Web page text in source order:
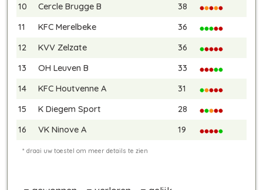
10
Cercle Brugge B
38
11
KFC Merelbeke
36
12
KVV Zelzate
36
13
OH Leuven B
33
14
KFC Houtvenne A
31
15
K Diegem Sport
28
16
VK Ninove A 19